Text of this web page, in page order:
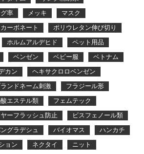
率 メッキ
マスク
ーボネート
ポリウレタン伸び切り
ホルムアルデヒド
ペット用品
ベンゼン ベビー服
ベトナム
カン
ヘキサクロロベンゼン
ンドネーム刺激
フラジール形
エステル類
フェムテック
ーフラッシュ防止
ビスフェノール類
グラデシュ バイオマス
ハンカチ
ョン
ネクタイ ニット